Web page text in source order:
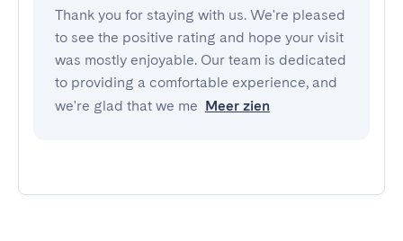
Thank you for staying with us. We're pleased
to see the positive rating and hope your visit
was mostly enjoyable. Our team is dedicated
to providing a comfortable experience, and
we're glad that we me Meer zien